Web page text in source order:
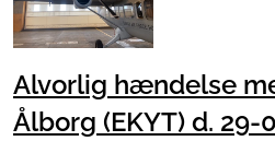
Alvorlig hændelse
Ålborg (EKYT) d. 29-